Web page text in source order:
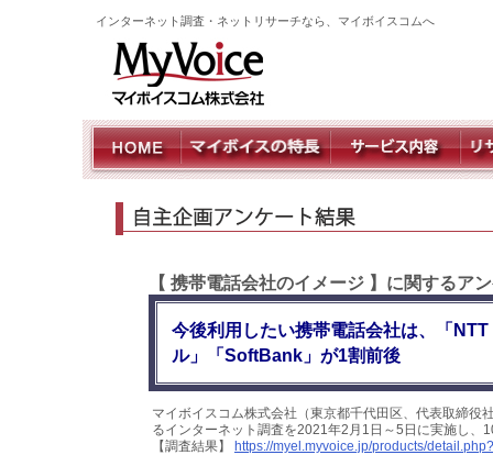
インターネット調査・ネットリサーチなら、マイボイスコムへ
【 携帯電話会社のイメージ 】に関するア
今後利用したい携帯電話会社は、「
ル」「SoftBank」が1割前後
マイボイスコム株式会社（東京都千代田区、代表取締
るインターネット調査を2021年2月1日～5日に実施し
【調査結果】
https://myel.myvoice.jp/products/